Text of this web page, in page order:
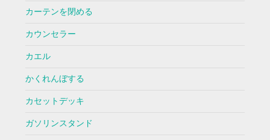
カーテンを閉める
カウンセラー
カエル
かくれんぼする
カセットデッキ
ガソリンスタンド